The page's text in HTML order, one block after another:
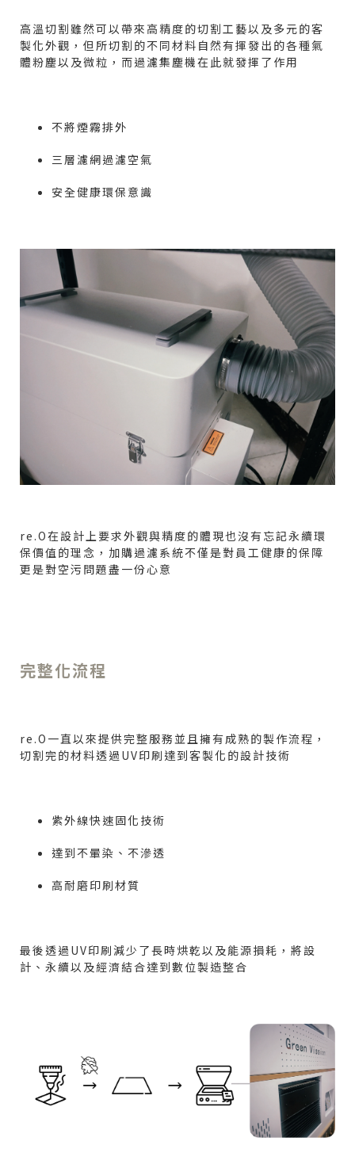
高溫切割雖然可以帶來高精度的切割工藝以及多元的客
製化外觀，但所切割的不同材料自然有揮發出的各種氣
體粉塵以及微粒，而過濾集塵機在此就發揮了作用
不將煙霧排外
三層濾網過濾空氣
安全健康環保意識
re.O在設計上要求外觀與精度的體現也沒有忘記永續環
保價值的理念，加購過濾系統不僅是對員工健康的保障
更是對空污問題盡一份心意
完整化流程
re.O一直以來提供完整服務並且擁有成熟的製作流程，
切割完的材料透過UV印刷達到客製化的設計技術
紫外線快速固化技術
達到不暈染、不滲透
高耐磨印刷材質
最後透過 UV印刷減少了長時烘乾以及能源損耗，將設
計、永續以及經濟結合達到數位製造整合